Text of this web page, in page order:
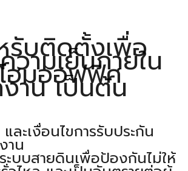
รับติดตั้งเพื่อ
วามเย็นภายใน
ฮมออฟฟิศ
าน เป็นต้น
ละเงื่อนไขการรับประกัน
าน
บบสายดินเพื่อป้องกันไม่ให้